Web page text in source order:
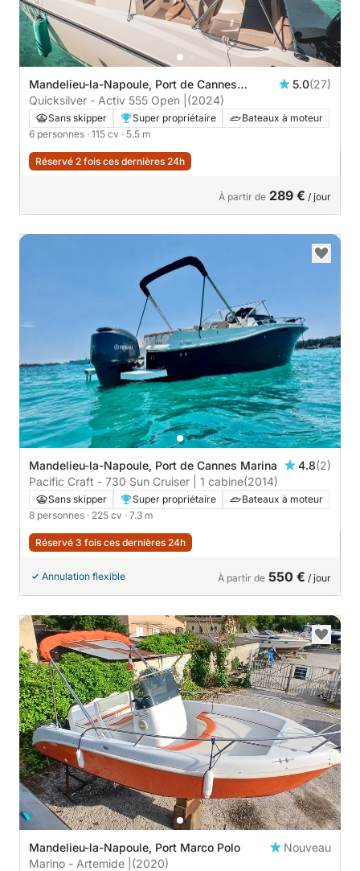
Mandelieu-la-Napoule, Port de Cannes
Marina
5.0(27)
Quicksilver - Activ 555 Open | (2024)
Sans skipper Super propriétaire
Bateaux à moteur
6 personnes · 115 cv · 5.5 m
Réservé 2 fois ces dernières 24h
À partir de 289 € / jour
Mandelieu-la-Napoule, Port de Cannes Marina 4.8(2)
Pacific Craft - 730 Sun Cruiser | 1 cabine(2014)
Sans skipper Super propriétaire
Bateaux à moteur
8 personnes · 225 cv · 7.3 m
Réservé 3 fois ces dernières 24h
Annulation flexible À partir de 550 € / jour
Mandelieu-la-Napoule, Port Marco Polo
Nouveau
Marino - Artemide | (2020)